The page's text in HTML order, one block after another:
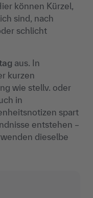
können Kürzel,
sind, nach
schlicht
aus. In
kurzen
wie stellv. oder
in
spart
entstehen –
dieselbe